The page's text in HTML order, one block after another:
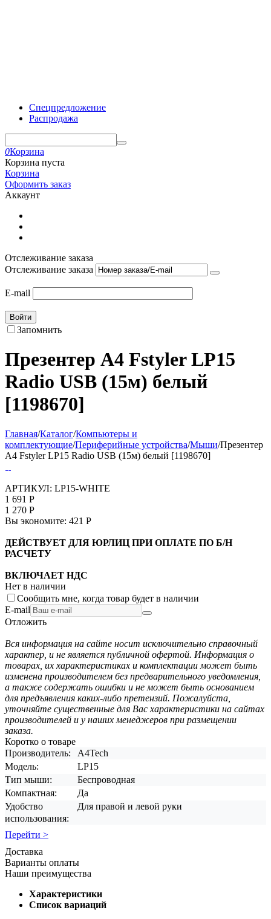
Спецпредложение
Распродажа
0Корзина
Корзина пуста
Корзина
Оформить заказ
Аккаунт
Отслеживание заказа
Отслеживание заказа
E-mail
Войти
Запомнить
Презентер A4 Fstyler LP15
Radio USB (15м) белый
[1198670]
Главная/Каталог/Компьютеры и
комплектующие/Периферийные устройства/Мыши/Презентер
A4 Fstyler LP15 Radio USB (15м) белый [1198670]
АРТИКУЛ: LP15-WHITE
1 691 Р
1 270 Р
Вы экономите: 421 Р
ДЕЙСТВУЕТ ДЛЯ ЮРЛИЦ ПРИ ОПЛАТЕ ПО Б/Н
РАСЧЕТУ
ВКЛЮЧАЕТ НДС
Нет в наличии
Сообщить мне, когда товар будет в наличии
E-mail
Отложить
Вся информация на сайте носит исключительно справочный
характер, и не является публичной офертой. Информация о
товарах, их характеристиках и комплектации может быть
изменена производителем без предварительного уведомления,
а также содержать ошибки и не может быть основанием
для предъявления каких-либо претензий. Пожалуйста,
уточняйте существенные для Вас характеристики на сайтах
производителей и у наших менеджеров при размещении
заказа.
Коротко о товаре
Производитель:
A4Tech
Модель:
LP15
Тип мыши:
Беспроводная
Компактная:
Да
Удобство
использования:
Для правой и левой руки
Перейти >
Доставка
Варианты оплаты
Наши преимущества
Характеристики
Список вариаций